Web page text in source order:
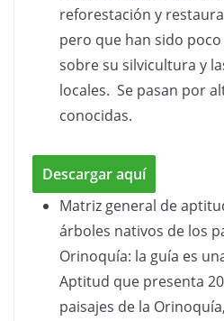
reforestación y
pero que han sido
sobre su silvicultura y
locales. Se pasan por
conocidas.
Descargar aquí
Matriz general de
árboles nativos de los
Orinoquía: la guía es
Aptitud que presenta
paisajes de la